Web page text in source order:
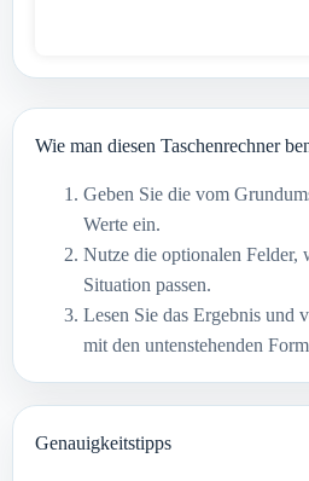
Wie man diesen Taschenrechner
Geben Sie die vom
Werte ein.
Nutze die optionalen Felder,
Situation passen.
Lesen Sie das Ergebnis und
mit den untenstehenden
Genauigkeitstipps